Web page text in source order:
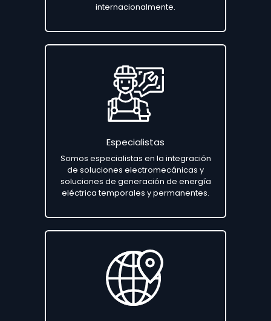
internacionalmente.
Especialistas
Somos especialistas en la integración
de soluciones electromecánicas y
soluciones de generación de energía
eléctrica temporales y permanentes.